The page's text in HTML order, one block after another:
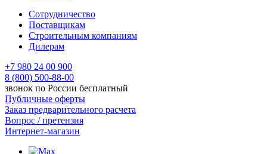
Сотрудничество
Поставщикам
Строительным компаниям
Дилерам
+7 980 24 00 900
8 (800) 500-88-00
звонок по России бесплатный
Публичные оферты
Заказ предварительного расчета
Вопрос / претензия
Интернет-магазин